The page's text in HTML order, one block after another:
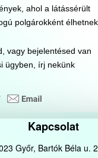
ahol a látássérült
polgárokként élhetnek.
vagy bejelentésed van
ügyben, írj nekünk
Kapcsolat
Győr, Bartók Béla u.